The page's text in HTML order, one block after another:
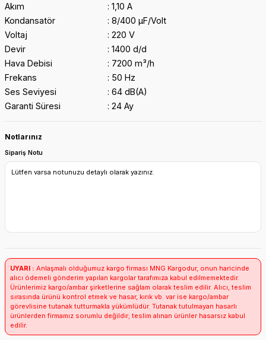
Akım
1,10 A
Kondansatör
8/400 μF/Volt
Voltaj
220 V
Devir
1400 d/d
Hava Debisi
7200 m³/h
Frekans
50 Hz
Ses Seviyesi
64 dB(A)
Garanti Süresi
24 Ay
Notlarınız
Sipariş Notu
UYARI : Anlaşmalı olduğumuz kargo firması MNG Kargodur, onun haricinde
alıcı ödemeli gönderim yapılan kargolar tarafımıza kabul edilmemektedir.
Ürünlerimiz kargo/ambar şirketlerine sağlam olarak teslim edilir. Alıcı, teslim
sırasında ürünü kontrol etmek ve hasar, kırık vb. var ise kargo/ambar
görevlisine tutanak tutturmakla yükümlüdür. Tutanak tutulmayan hasarlı
ürünlerden firmamız sorumlu değildir; teslim alınan ürünler hasarsız kabul
edilir.